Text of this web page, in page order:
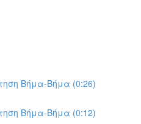
Βήμα-Βήμα (0:26)
Βήμα-Βήμα (0:12)